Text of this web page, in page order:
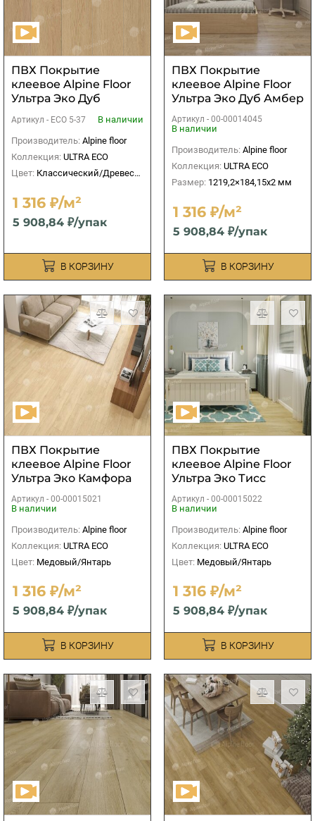
ПВХ Покрытие
клеевое Alpine Floor
Ультра Эко Дуб
Артикул - ЕСО 5-37
В наличии
Производитель: Alpine floor
Коллекция: ULTRA ECO
Цвет: Классический/Древесный
1 316 ₽/м²
5 908,84 ₽/упак
В КОРЗИНУ
ПВХ Покрытие
клеевое Alpine Floor
Ультра Эко Дуб Амбер
Артикул - 00-00014045
В наличии
Производитель: Alpine floor
Коллекция: ULTRA ECO
Размер: 1219,2×184,15х2 мм
1 316 ₽/м²
5 908,84 ₽/упак
В КОРЗИНУ
ПВХ Покрытие
клеевое Alpine Floor
Ультра Эко Камфора
Артикул - 00-00015021
В наличии
Производитель: Alpine floor
Коллекция: ULTRA ECO
Цвет: Медовый/Янтарь
1 316 ₽/м²
5 908,84 ₽/упак
В КОРЗИНУ
ПВХ Покрытие
клеевое Alpine Floor
Ультра Эко Тисс
Артикул - 00-00015022
В наличии
Производитель: Alpine floor
Коллекция: ULTRA ECO
Цвет: Медовый/Янтарь
1 316 ₽/м²
5 908,84 ₽/упак
В КОРЗИНУ